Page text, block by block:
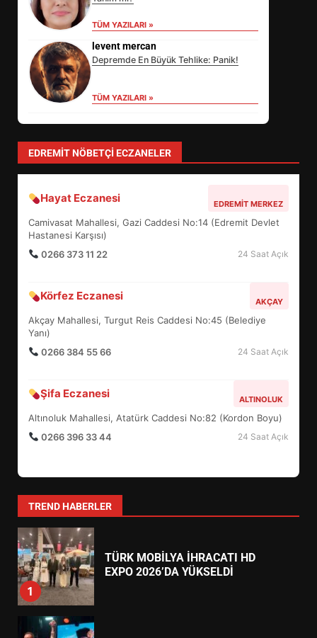
TÜM YAZILARI »
levent mercan
Depremde En Büyük Tehlike: Panik!
TÜM YAZILARI »
EDREMIT NÖBETÇI ECZANELER
Hayat Eczanesi EDREMIT MERKEZ
Camivasat Mahallesi, Gazi Caddesi No:14 (Edremit Devlet
Hastanesi Karşısı)
0266 373 11 22
24 Saat Açık
Körfez Eczanesi AKÇAY
Akçay Mahallesi, Turgut Reis Caddesi No:45 (Belediye
Yanı)
0266 384 55 66
24 Saat Açık
Şifa Eczanesi ALTINOLUK
Altınoluk Mahallesi, Atatürk Caddesi No:82 (Kordon Boyu)
0266 396 33 44
24 Saat Açık
TREND HABERLER
3
4
ALTIEYLÜL’DE 19 MAYIS ŞÖLENİ
SOKAKLARA TAŞTI
5
EMİRHAN BOZ MİLLİ TAKIMDA!
6
MEYDANLARA TAŞTI
7
SEFERBERLİĞİ: TÜM İLÇE
1
TÜRK MOBİLYA İHRACATI HD
EXPO 2026’DA YÜKSELDİ